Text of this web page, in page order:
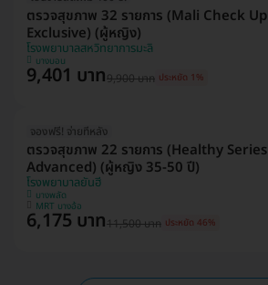
ตรวจสุขภาพ 32 รายการ (Mali Check Up
Exclusive) (ผู้หญิง)
โรงพยาบาลสหวิทยาการมะลิ
บางบอน
9,401 บาท9,900 บาท ประหยัด 1%
จองฟรี! จ่ายทีหลัง
ตรวจสุขภาพ 22 รายการ (Healthy Series
Advanced) (ผู้หญิง 35-50 ปี)
โรงพยาบาลยันฮี
บางพลัด
MRT บางอ้อ
6,175 บาท11,500 บาท ประหยัด 46%